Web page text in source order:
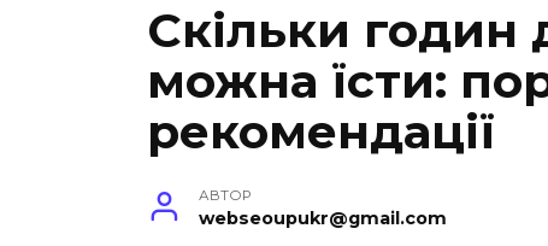
Скільки годин
можна їсти:
рекомендації
АВТОР
webseoupukr@gmail.com